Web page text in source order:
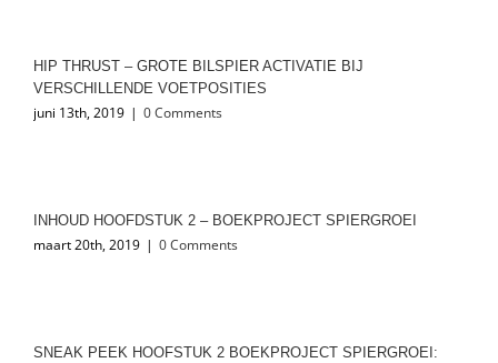
HIP THRUST – GROTE BILSPIER ACTIVATIE BIJ
VERSCHILLENDE VOETPOSITIES
juni 13th, 2019 | 0 Comments
INHOUD HOOFDSTUK 2 – BOEKPROJECT SPIERGROEI
maart 20th, 2019 | 0 Comments
SNEAK PEEK HOOFSTUK 2 BOEKPROJECT SPIERGROEI: